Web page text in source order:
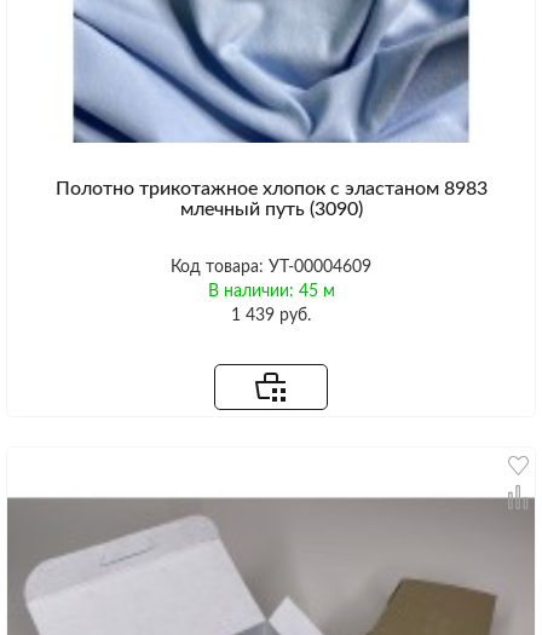
Полотно трикотажное хлопок с эластаном 8983
млечный путь (3090)
Код товара: УТ-00004609
В наличии: 45 м
1 439 руб.